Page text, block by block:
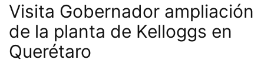
Visita Gobernador ampliación
de la planta de Kelloggs en
Querétaro